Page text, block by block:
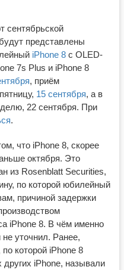
сентябрьской
представлены
iPhone 8 с OLED-
7s Plus и iPhone 8
, приём
15 сентября, а в
22 сентября. При
.
что iPhone 8, скорее
октября. Это
из Rosenblatt Securities,
по которой юбилейный
причиной задержки
iPhone 8. В чём именно
уточнил. Ранее,
которой iPhone 8
других iPhone, называли